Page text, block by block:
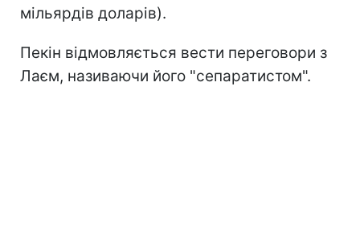
мільярдів доларів).
Пекін відмовляється вести переговори з
Лаєм, називаючи його "сепаратистом".